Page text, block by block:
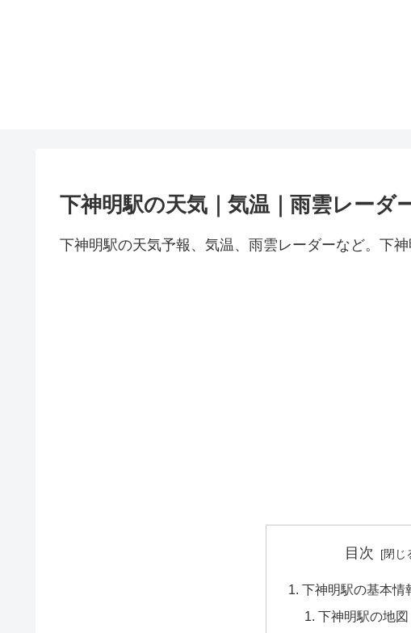
下神明駅の天気｜気温｜雨雲レーダ
下神明駅の天気予報、気温、雨雲レーダーなど。下
目次
下神明駅の基本情
下神明駅の地図